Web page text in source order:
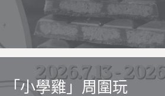
「小學雞」周圍玩